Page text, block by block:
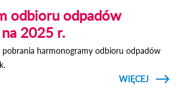
odbioru odpadów
2025 r.
pobrania harmonogramy odbioru odpadów
CZYTAJ
WIĘCEJ